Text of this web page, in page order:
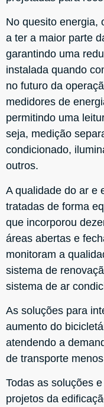
No quesito energia,
a ter a maior parte
garantindo uma
instalada quando
no futuro da
medidores de
permitindo uma
seja, medição
condicionado,
outros.
A qualidade do ar e
tratadas de forma
que incorporou
áreas abertas e
monitoram a
sistema de
sistema de ar
As soluções para
aumento do
atendendo a
de transporte
Todas as soluções
projetos da